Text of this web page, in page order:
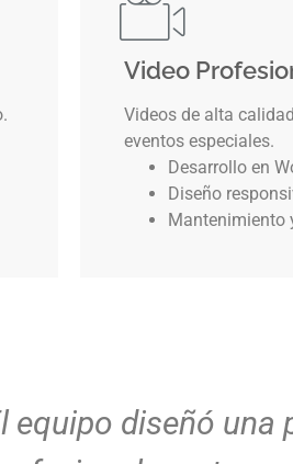
Video
Videos de alta
eventos especiales.
Desarrollo en
Diseño
Mantenimiento
página web quedó